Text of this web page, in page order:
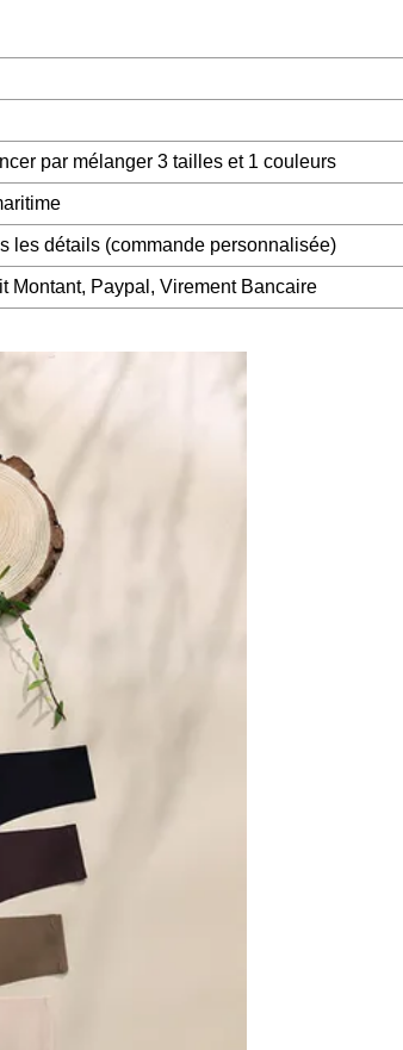
par mélanger 3 tailles et 1 couleurs
les détails (commande personnalisée)
Montant, Paypal, Virement Bancaire